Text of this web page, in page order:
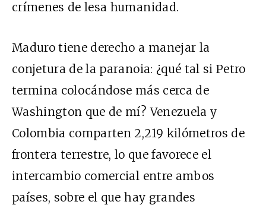
crímenes de lesa humanidad.
Maduro tiene derecho a manejar la
conjetura de la paranoia: ¿qué tal si Petro
termina colocándose más cerca de
Washington que de mí? Venezuela y
Colombia comparten 2,219 kilómetros de
frontera terrestre, lo que favorece el
intercambio comercial entre ambos
países, sobre el que hay grandes